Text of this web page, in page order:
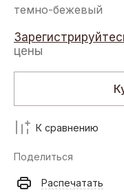
темно-бежевый
цены
К сравнению
Поделиться
Распечатать